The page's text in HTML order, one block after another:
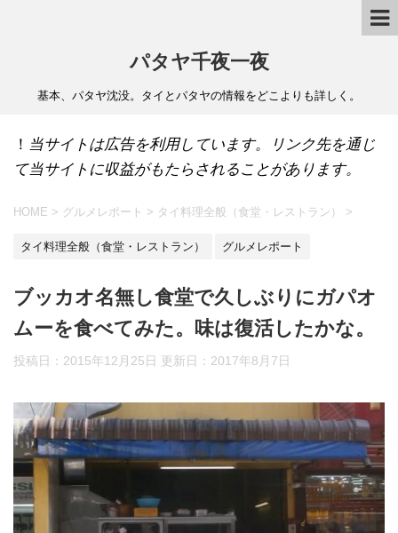
パタヤ千夜一夜
基本、パタヤ沈没。タイとパタヤの情報をどこよりも詳しく。
！ 当サイトは広告を利用しています。リンク先を通じ
て当サイトに収益がもたらされることがあります。
HOME > グルメレポート > タイ料理全般（食堂・レストラン） >
タイ料理全般（食堂・レストラン） グルメレポート
ブッカオ名無し食堂で久しぶりにガパオ
ムーを食べてみた。味は復活したかな。
投稿日：2015年12月25日 更新日： 2017年8月7日